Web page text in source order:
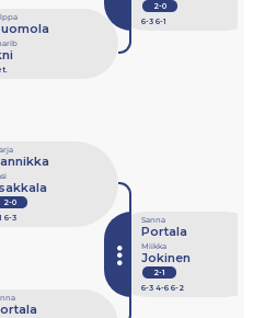
2-0
6-3
2-0
6-36-1
Sanna
Portala
Miikka
Jokinen
2-1
6-34-66-2